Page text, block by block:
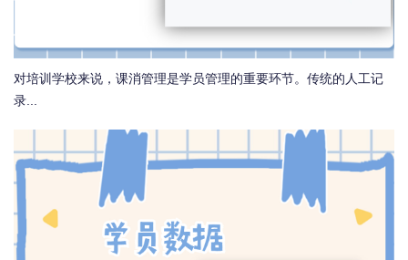
对培训学校来说，课消管理是学员管理的重要环节。传统的人工记
录...